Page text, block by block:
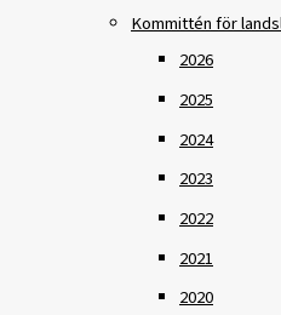
Kommittén för
2026
2025
2024
2023
2022
2021
2020